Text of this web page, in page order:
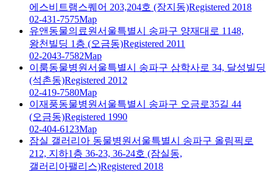
에스비트램스퀘어 203,204호 (장지동)Registered 2018
02-431-7575Map
유앤동물의료원서울특별시 송파구 양재대로 1148,
왕천빌딩 1층 (오금동)Registered 2011
02-2043-7582Map
이룸동물병원서울특별시 송파구 삼학사로 34, 달성빌딩
(석촌동)Registered 2012
02-419-7580Map
이재풍동물병원서울특별시 송파구 오금로35길 44
(오금동)Registered 1990
02-404-6123Map
잠실 갤러리아 동물병원서울특별시 송파구 올림픽로
212, 지하1층 36-23, 36-24호 (잠실동,
갤러리아팰리스)Registered 2018